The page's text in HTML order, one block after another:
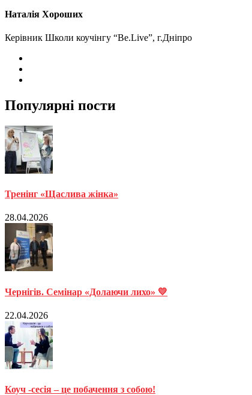
Наталія Хороших
Керівник Школи коучінгу “Be.Live”, г.Дніпро
Популярні пости
Тренінг «Щаслива жінка»
28.04.2026
Чернігів. Семінар «Долаючи лихо» 💛
22.04.2026
Коуч -сесія – це побачення з собою!